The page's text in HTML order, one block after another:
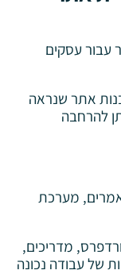
עסקים
אתר שנראה
להרחבה
מערכת
מדריכים,
של עבודה נכונה